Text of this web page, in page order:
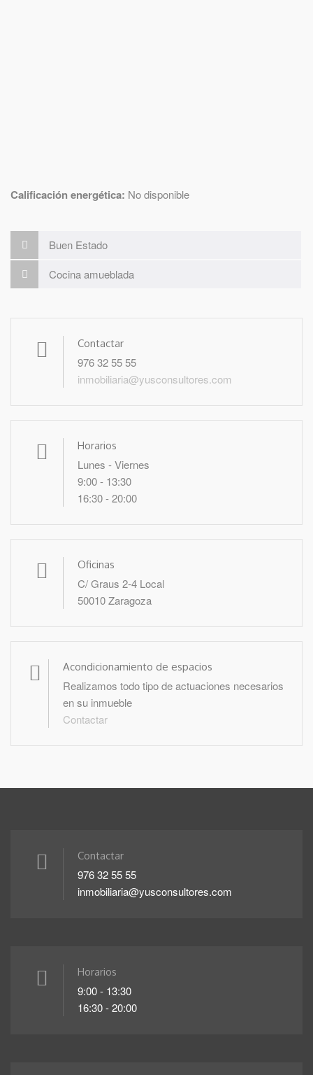
Calificación energética: No disponible
Buen Estado
Cocina amueblada
Contactar
976 32 55 55
inmobiliaria@yusconsultores.com
Horarios
Lunes - Viernes
9:00 - 13:30
16:30 - 20:00
Oficinas
C/ Graus 2-4 Local
50010 Zaragoza
Acondicionamiento de espacios
Realizamos todo tipo de actuaciones necesarios
en su inmueble
Contactar
Contactar
976 32 55 55
inmobiliaria@yusconsultores.com
Horarios
9:00 - 13:30
16:30 - 20:00